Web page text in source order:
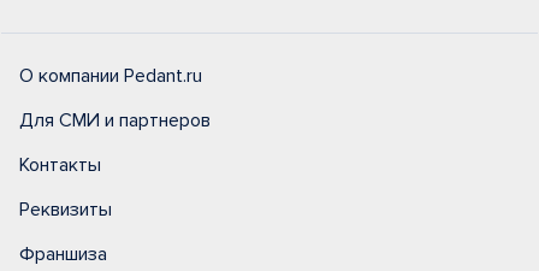
О компании Pedant.ru
Для СМИ и партнеров
Контакты
Реквизиты
Франшиза